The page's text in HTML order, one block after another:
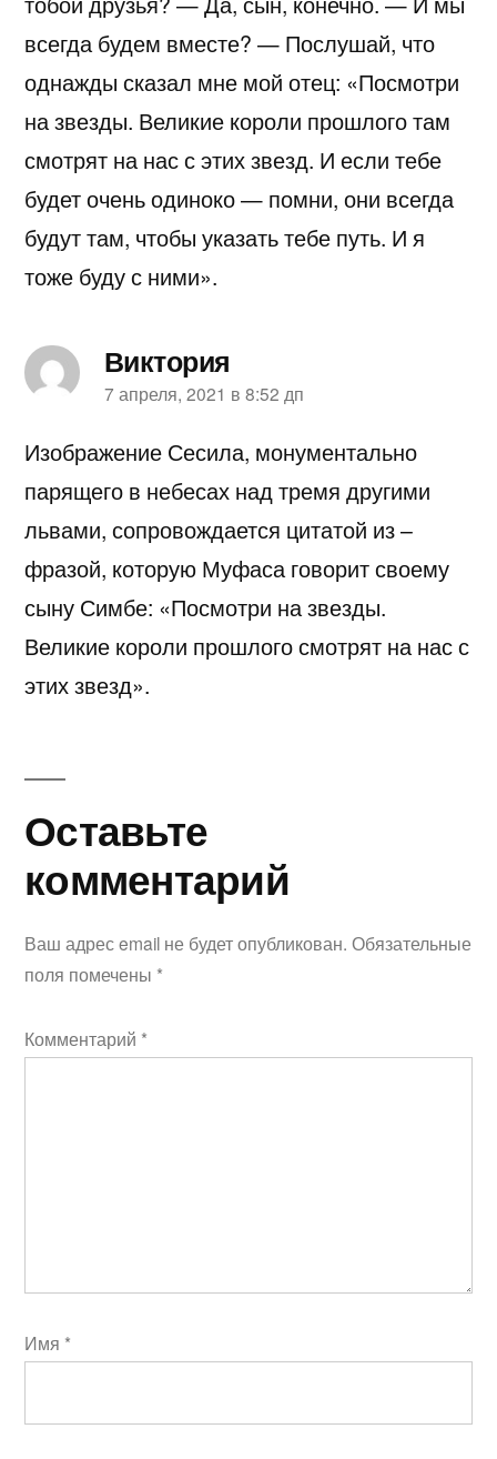
всегда будем вместе? — Послушай, что
однажды сказал мне мой отец: «Посмотри
на звезды. Великие короли прошлого там
смотрят на нас с этих звезд. И если тебе
будет очень одиноко — помни, они всегда
будут там, чтобы указать тебе путь. И я
тоже буду с ними».
Виктория
пишет:
7 апреля, 2021 в 8:52 дп
Изображение Сесила, монументально
парящего в небесах над тремя другими
львами, сопровождается цитатой из –
фразой, которую Муфаса говорит своему
сыну Симбе: «Посмотри на звезды.
Великие короли прошлого смотрят на нас с
этих звезд».
Оставьте
комментарий
Ваш адрес email не будет опубликован. Обязательные
поля помечены *
Комментарий *
Имя *
Оставьте
комментарий